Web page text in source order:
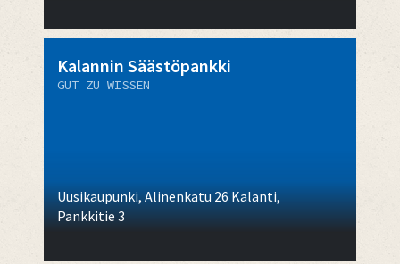
Kalannin Säästöpankki
GUT ZU WISSEN
Uusikaupunki, Alinenkatu 26 Kalanti,
Pankkitie 3